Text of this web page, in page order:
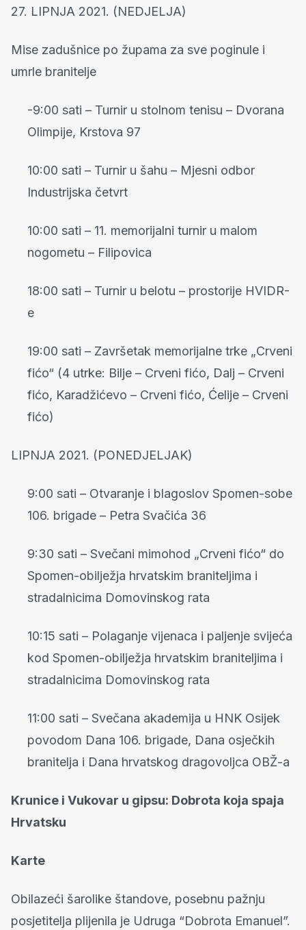
27. LIPNJA 2021. (NEDJELJA)
Mise zadušnice po župama za sve poginule i
umrle branitelje
-9:00 sati – Turnir u stolnom tenisu – Dvorana
Olimpije, Krstova 97
10:00 sati – Turnir u šahu – Mjesni odbor
Industrijska četvrt
10:00 sati – 11. memorijalni turnir u malom
nogometu – Filipovica
18:00 sati – Turnir u belotu – prostorije HVIDR-
e
19:00 sati – Završetak memorijalne trke „Crveni
fićo“ (4 utrke: Bilje – Crveni fićo, Dalj – Crveni
fićo, Karadžićevo – Crveni fićo, Ćelije – Crveni
fićo)
LIPNJA 2021. (PONEDJELJAK)
9:00 sati – Otvaranje i blagoslov Spomen-sobe
106. brigade – Petra Svačića 36
9:30 sati – Svečani mimohod „Crveni fićo“ do
Spomen-obilježja hrvatskim braniteljima i
stradalnicima Domovinskog rata
10:15 sati – Polaganje vijenaca i paljenje svijeća
kod Spomen-obilježja hrvatskim braniteljima i
stradalnicima Domovinskog rata
11:00 sati – Svečana akademija u HNK Osijek
povodom Dana 106. brigade, Dana osječkih
branitelja i Dana hrvatskog dragovoljca OBŽ-a
Krunice i Vukovar u gipsu: Dobrota koja spaja
Hrvatsku
Karte
Obilazeći šarolike štandove, posebnu pažnju
posjetitelja plijenila je Udruga “Dobrota Emanuel”.